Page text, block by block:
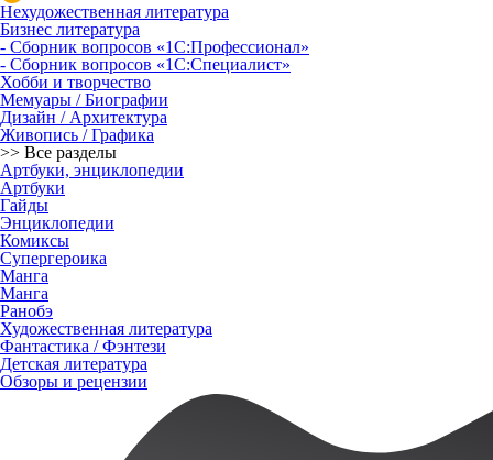
Нехудожественная литература
Бизнес литература
- Сборник вопросов «1С:Профессионал»
- Сборник вопросов «1С:Специалист»
Хобби и творчество
Мемуары / Биографии
Дизайн / Архитектура
Живопись / Графика
>> Все разделы
Артбуки, энциклопедии
Артбуки
Гайды
Энциклопедии
Комиксы
Супергероика
Манга
Манга
Ранобэ
Художественная литература
Фантастика / Фэнтези
Детская литература
Обзоры и рецензии